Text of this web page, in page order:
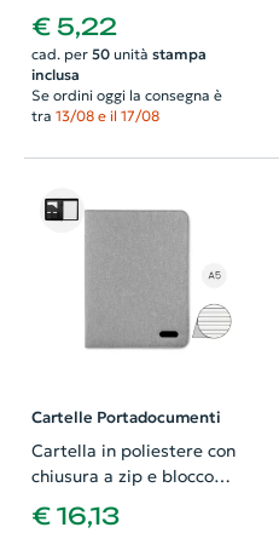
righe e con note adesive
e penna a sfera in refill
blu
€ 5,22
cad. per 50unità stampa
inclusa
Se ordini oggi la consegna è
tra 13/08 e il 17/08
Cartelle Portadocumenti
Cartella in poliestere con
chiusura a zip e blocco
appunti in formato A4
€ 16,13